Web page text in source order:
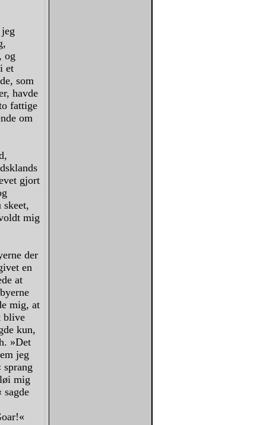
og
et
som
havde
fattige
om
gjort
mig
der
en
at
mig, at
blive
kun,
»Det
jeg
sprang
mig